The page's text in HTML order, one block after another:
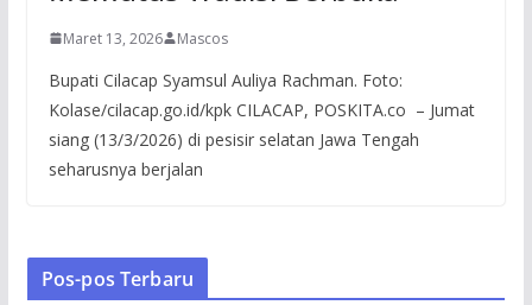
Maret 13, 2026 Mascos
Bupati Cilacap Syamsul Auliya Rachman. Foto:
Kolase/cilacap.go.id/kpk CILACAP, POSKITA.co – Jumat
siang (13/3/2026) di pesisir selatan Jawa Tengah
seharusnya berjalan
Pos-pos Terbaru